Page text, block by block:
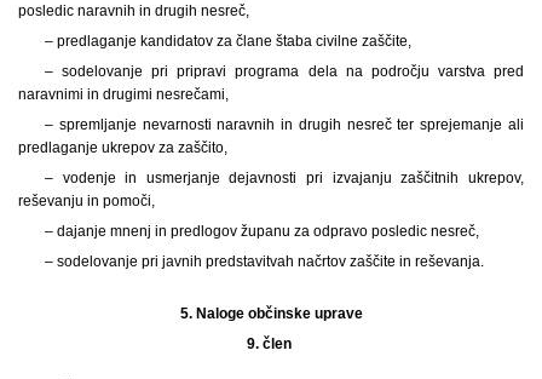
posledic naravnih in drugih nesreč,
– predlaganje kandidatov za člane štaba civilne zaščite,
– sodelovanje pri pripravi programa dela na področju varstva pred
naravnimi in drugimi nesrečami,
– spremljanje nevarnosti naravnih in drugih nesreč ter sprejemanje ali
predlaganje ukrepov za zaščito,
– vodenje in usmerjanje dejavnosti pri izvajanju zaščitnih ukrepov,
reševanju in pomoči,
– dajanje mnenj in predlogov županu za odpravo posledic nesreč,
– sodelovanje pri javnih predstavitvah načrtov zaščite in reševanja.
5. Naloge občinske uprave
9. člen